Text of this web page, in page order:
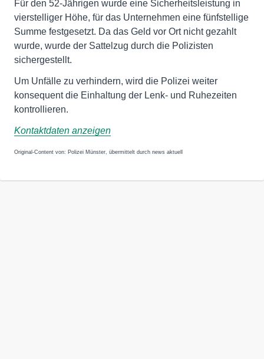
Für den 52-Jährigen wurde eine Sicherheitsleistung in
vierstelliger Höhe, für das Unternehmen eine fünfstellige
Summe festgesetzt. Da das Geld vor Ort nicht gezahlt
wurde, wurde der Sattelzug durch die Polizisten
sichergestellt.
Um Unfälle zu verhindern, wird die Polizei weiter
konsequent die Einhaltung der Lenk- und Ruhezeiten
kontrollieren.
Kontaktdaten anzeigen
Original-Content von: Polizei Münster, übermittelt durch news aktuell